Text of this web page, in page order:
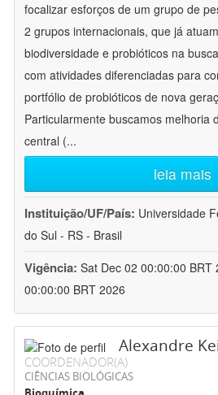
focalizar esforços de um grupo de
2 grupos internacionais, que já
biodiversidade e probióticos na
com atividades diferenciadas para
portfólio de probióticos de nova
Particularmente buscamos melhoria
central (...
leia mais
Instituição/UF/País: Universidade
do Sul - RS - Brasil
Vigência: Sat Dec 02 00:00:00 BRT
00:00:00 BRT 2026
Alexandre
COORDENADOR(A)
CIÊNCIAS BIOLÓGICAS